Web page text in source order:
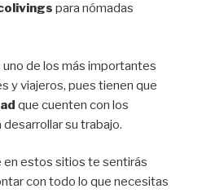
para nómadas
de los más importantes
y viajeros, pues tienen que
que cuenten con los
su trabajo.
en estos sitios te sentirás
con todo lo que necesitas